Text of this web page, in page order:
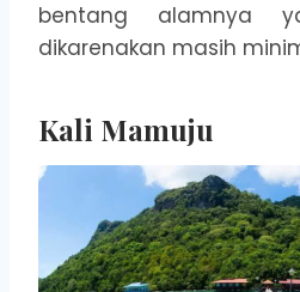
bentang alamnya
dikarenakan masih
Kali Mamuju